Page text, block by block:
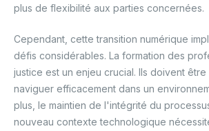
plus de flexibilité aux parties concernées.
Cependant, cette transition numérique
défis considérables. La formation des
justice est un enjeu crucial. Ils doivent
naviguer efficacement dans un
plus, le maintien de l'intégrité du
nouveau contexte technologique